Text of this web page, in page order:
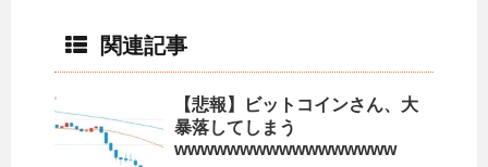
関連記事
【悲報】ビットコインさん、大
暴落してしまう
wwwwwwwwwwwwwwwww